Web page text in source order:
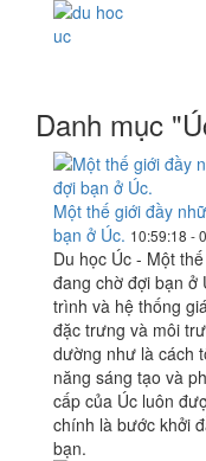
Danh mục
Một thế giới đầy
bạn ở Úc. 10:59:18 -
Du học Úc - Một
đang chờ đợi bạn ở
trình và hệ thống
đặc trưng và môi
dường như là cách
năng sáng tạo và
cấp của Úc luôn
chính là bước khởi
bạn.